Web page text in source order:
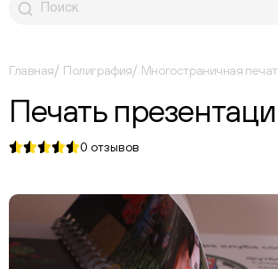
Главная Полиграфия Многостраничная
Печать
0 отзывов